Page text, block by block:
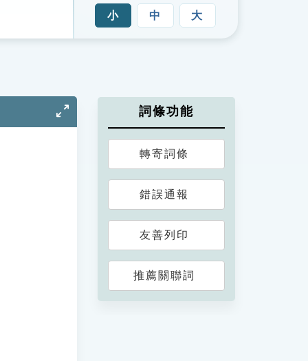
小 中 大
詞條功能
轉寄詞條
錯誤通報
友善列印
推薦關聯詞